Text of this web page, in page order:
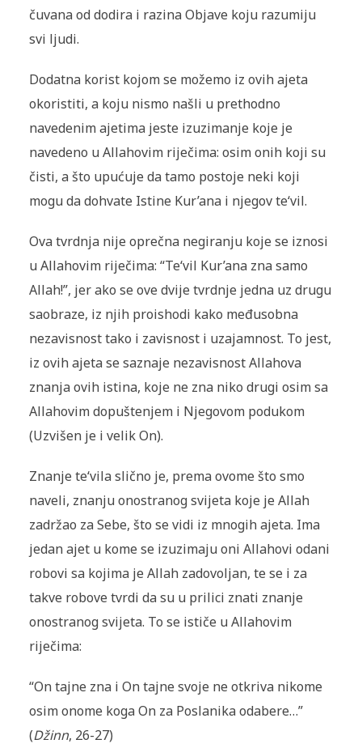
čuvana od dodira i razina Objave koju razumiju
svi ljudi.
Dodatna korist kojom se možemo iz ovih ajeta
okoristiti, a koju nismo našli u prethodno
navedenim ajetima jeste izuzimanje koje je
navedeno u Allahovim riječima: osim onih koji su
čisti, a što upućuje da tamo postoje neki koji
mogu da dohvate Istine Kur’ana i njegov te‘vil.
Ova tvrdnja nije oprečna negiranju koje se iznosi
u Allahovim riječima: “Te‘vil Kur’ana zna samo
Allah!”, jer ako se ove dvije tvrdnje jedna uz drugu
saobraze, iz njih proishodi kako međusobna
nezavisnost tako i zavisnost i uzajamnost. To jest,
iz ovih ajeta se saznaje nezavisnost Allahova
znanja ovih istina, koje ne zna niko drugi osim sa
Allahovim dopuštenjem i Njegovom podukom
(Uzvišen je i velik On).
Znanje te‘vila slično je, prema ovome što smo
naveli, znanju onostranog svijeta koje je Allah
zadržao za Sebe, što se vidi iz mnogih ajeta. Ima
jedan ajet u kome se izuzimaju oni Allahovi odani
robovi sa kojima je Allah zadovoljan, te se i za
takve robove tvrdi da su u prilici znati znanje
onostranog svijeta. To se ističe u Allahovim
riječima:
“On tajne zna i On tajne svoje ne otkriva nikome
osim onome koga On za Poslanika odabere…”
(Džinn, 26-27)